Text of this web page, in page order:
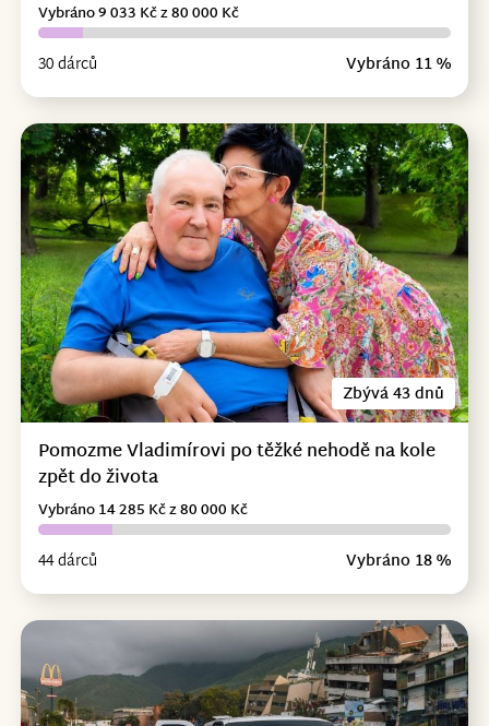
30 dárců Vybráno 11 %
Vybráno 9 033 Kč z 80 000 Kč
Zbývá 43 dnů
Pomozme Vladimírovi po těžké nehodě na kole
zpět do života
44 dárců Vybráno 18 %
Vybráno 14 285 Kč z 80 000 Kč